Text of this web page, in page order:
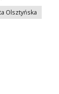
Olsztyńska